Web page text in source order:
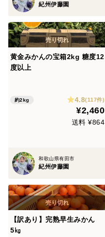
紀州伊藤園
黄金みかんの宝箱2kg 糖度12
度以上
約2kg 4.8(117件)
¥2,460
送料 ¥864
和歌山県有田市
紀州伊藤園
【訳あり】完熟早生みかん
5㎏